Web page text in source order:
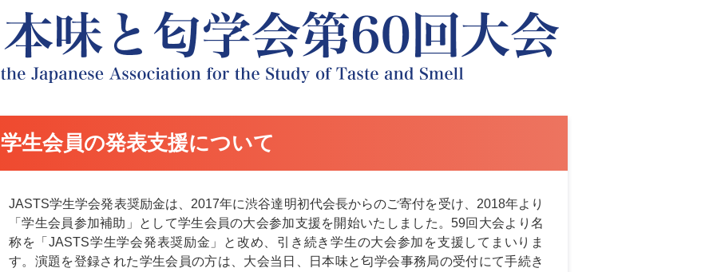
学生会員の発表支援について
JASTS学生学会発表奨励金は、2017年に渋谷達明初代会長からのご寄付を受け、2018年より
「学生会員参加補助」として学生会員の大会参加支援を開始いたしました。59回大会より名
称を「JASTS学生学会発表奨励金」と改め、引き続き学生の大会参加を支援してまいりま
す。演題を登録された学生会員の方は、大会当日、日本味と匂学会事務局の受付にて手続き